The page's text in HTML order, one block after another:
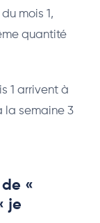
mois 1,
quantité
1 arrivent à
la semaine 3
«
je